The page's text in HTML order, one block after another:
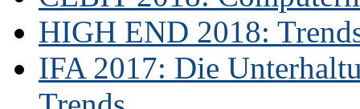
HIGH END 2018:
IFA 2017: Die